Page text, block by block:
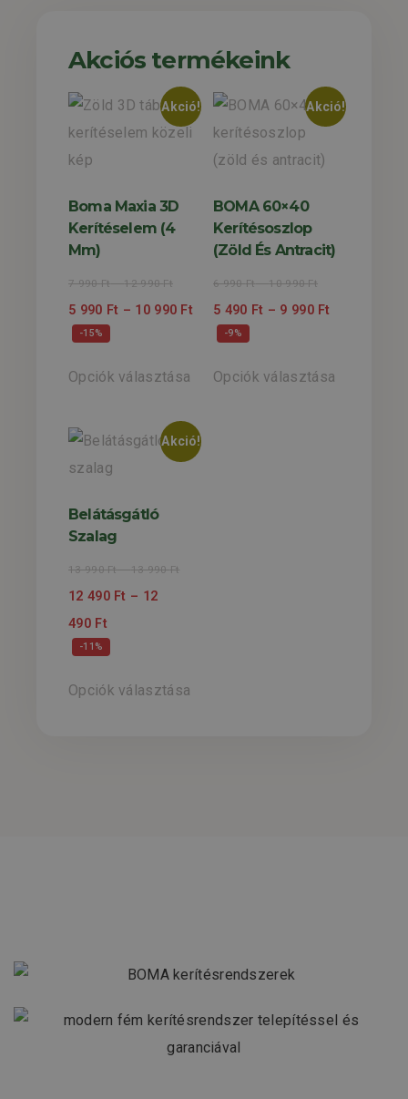
Akciós termékeink
Akció!
Boma Maxia 3D
Kerítéselem (4
Mm)
7 990Ft–12 990Ft
5 990 Ft – 10 990 Ft
-15%
Opciók választása
Akció!
BOMA 60×40
Kerítésoszlop
(zöld És Antracit)
6 990Ft–10 990Ft
5 490 Ft – 9 990 Ft
-9%
Opciók választása
Akció!
Belátásgátló
Szalag
13 990Ft–13 990Ft
12 490 Ft – 12
490 Ft
-11%
Opciók választása